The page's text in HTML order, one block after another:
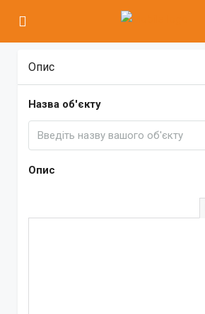
Опис
Назва об'єкту
Опис